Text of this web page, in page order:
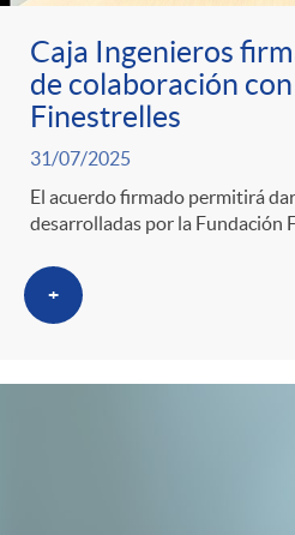
Caja Ingenieros
de colaboración
Finestrelles
31/07/2025
El acuerdo firmado permitirá
desarrolladas por la Fundación
+